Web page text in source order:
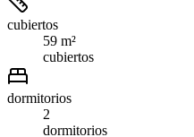
cubiertos
59 m²
cubiertos
dormitorios
2
dormitorios